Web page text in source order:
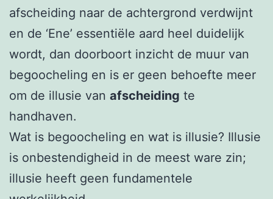
afscheiding naar de achtergrond verdwijnt
en de ‘Ene’ essentiële aard heel duidelijk
wordt, dan doorboort inzicht de muur van
begoocheling en is er geen behoefte meer
om de illusie van afscheiding te
handhaven.
Wat is begoocheling en wat is illusie? Illusie
is onbestendigheid in de meest ware zin;
illusie heeft geen fundamentele